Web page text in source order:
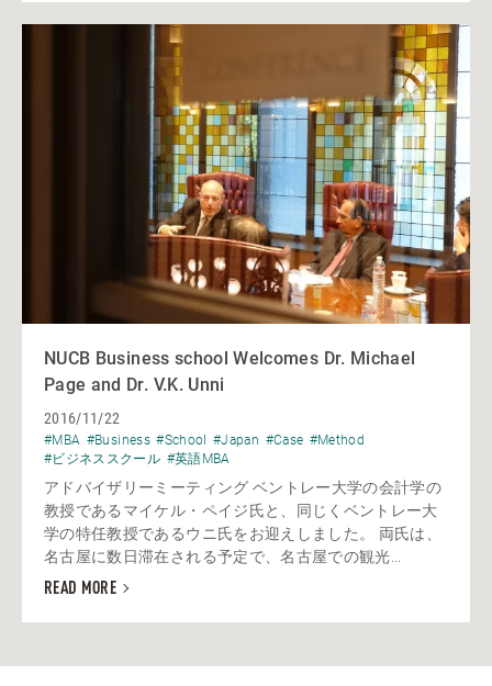
NUCB Business school Welcomes Dr. Michael
Page and Dr. V.K. Unni
2016/11/22
#MBA #Business #School #Japan #Case #Method
#ビジネススクール #英語MBA
アドバイザリーミーティング ベントレー大学の会計学の
教授であるマイケル・ペイジ氏と、同じくベントレー大
学の特任教授であるウニ氏をお迎えしました。 両氏は、
名古屋に数日滞在される予定で、名古屋での観光...
READ MORE